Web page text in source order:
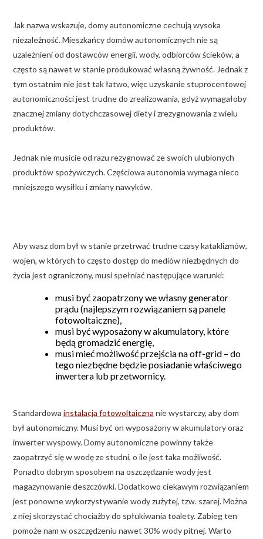
Jak nazwa wskazuje, domy autonomiczne cechują wysoka
niezależność. Mieszkańcy domów autonomicznych nie są
uzależnieni od dostawców energii, wody, odbiorców ścieków, a
często są nawet w stanie produkować własną żywność. Jednak z
tym ostatnim nie jest tak łatwo, więc uzyskanie stuprocentowej
autonomiczności jest trudne do zrealizowania, gdyż wymagałoby
znacznej zmiany dotychczasowej diety i zrezygnowania z wielu
produktów.
Jednak nie musicie od razu rezygnować ze swoich ulubionych
produktów spożywczych. Częściowa autonomia wymaga nieco
mniejszego wysiłku i zmiany nawyków.
Aby wasz dom był w stanie przetrwać trudne czasy kataklizmów,
wojen, w których to często dostęp do mediów niezbędnych do
życia jest ograniczony, musi spełniać następujące warunki:
musi być zaopatrzony we własny generator
prądu (najlepszym rozwiązaniem są panele
fotowoltaiczne),
musi być wyposażony w akumulatory, które
będą gromadzić energię,
musi mieć możliwość przejścia na off-grid – do
tego niezbędne będzie posiadanie właściwego
inwertera lub przetwornicy.
Standardowa instalacja fotowoltaiczna nie wystarczy, aby dom
był autonomiczny. Musi być on wyposażony w akumulatory oraz
inwerter wyspowy. Domy autonomiczne powinny także
zaopatrzyć się w wodę ze studni, o ile jest taka możliwość.
Ponadto dobrym sposobem na oszczędzanie wody jest
magazynowanie deszczówki. Dodatkowo ciekawym rozwiązaniem
jest ponowne wykorzystywanie wody zużytej, tzw. szarej. Można
z niej skorzystać chociażby do spłukiwania toalety. Zabieg ten
pomoże nam w oszczędzeniu nawet 30% wody pitnej. Warto